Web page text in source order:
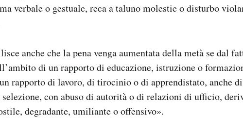
verbale o gestuale, reca a taluno molestie o disturbo
anche che la pena venga aumentata della metà se dal
di un rapporto di educazione, istruzione o
rapporto di lavoro, di tirocinio o di apprendistato, anche di
con abuso di autorità o di relazioni di ufficio,
degradante, umiliante o offensivo».